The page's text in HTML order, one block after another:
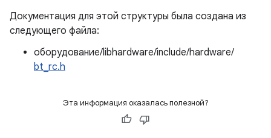
Документация для этой структуры была создана из
следующего файла:
оборудование/libhardware/include/hardware/
bt_rc.h
Эта информация оказалась полезной?